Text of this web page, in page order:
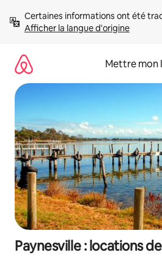
directement
Afficher la langue d'origine
Mettre mon
Paynesville : locations